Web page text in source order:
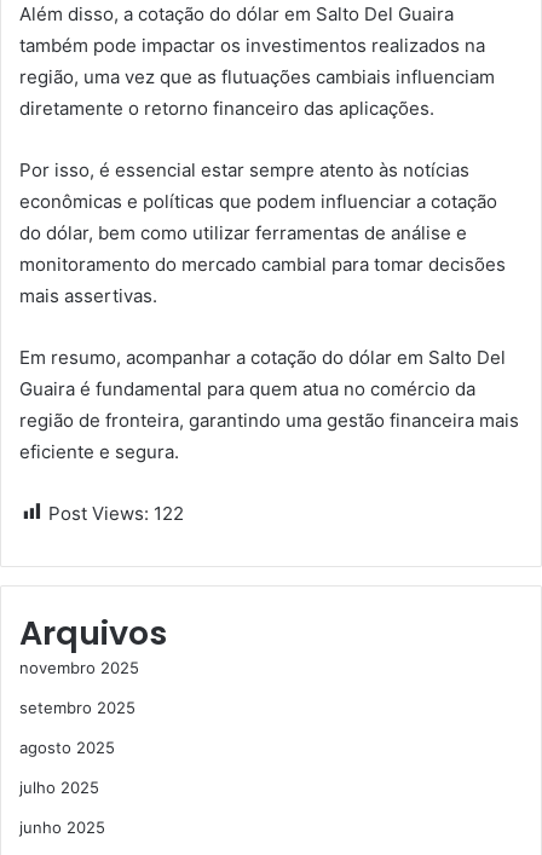
Além disso, a cotação do dólar em Salto Del Guaira
também pode impactar os investimentos realizados na
região, uma vez que as flutuações cambiais influenciam
diretamente o retorno financeiro das aplicações.
Por isso, é essencial estar sempre atento às notícias
econômicas e políticas que podem influenciar a cotação
do dólar, bem como utilizar ferramentas de análise e
monitoramento do mercado cambial para tomar decisões
mais assertivas.
Em resumo, acompanhar a cotação do dólar em Salto Del
Guaira é fundamental para quem atua no comércio da
região de fronteira, garantindo uma gestão financeira mais
eficiente e segura.
Post Views: 122
Arquivos
novembro 2025
setembro 2025
agosto 2025
julho 2025
junho 2025